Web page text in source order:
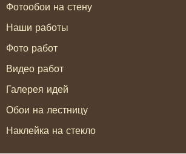
Фотообои на стену
Наши работы
Фото работ
Видео работ
Галерея идей
Обои на лестницу
Наклейка на стекло